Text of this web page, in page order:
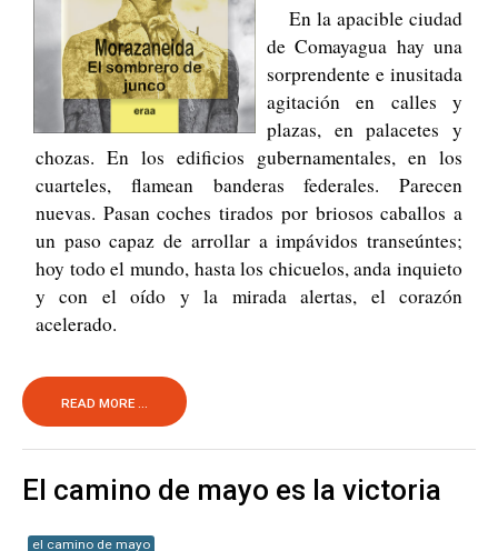
En la apacible ciudad
de Comayagua hay una
sorprendente e inusitada
agitación en calles y
plazas, en palacetes y
chozas. En los edificios gubernamentales, en los
cuarteles, flamean banderas federales. Parecen
nuevas. Pasan coches tirados por briosos caballos a
un paso capaz de arrollar a impávidos transeúntes;
hoy todo el mundo, hasta los chicuelos, anda inquieto
y con el oído y la mirada alertas, el corazón
acelerado.
READ MORE ...
El camino de mayo es la victoria
el camino de mayo